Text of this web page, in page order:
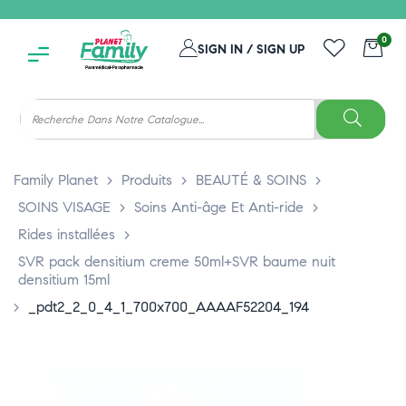
SIGN IN / SIGN UP
0
Family Planet > Produits > BEAUTÉ & SOINS >
SOINS VISAGE
> Soins Anti-âge Et Anti-ride
>
Rides installées >
SVR pack densitium creme 50ml+SVR baume nuit
densitium 15ml
>
_pdt2_2_0_4_1_700x700_AAAAF52204_194